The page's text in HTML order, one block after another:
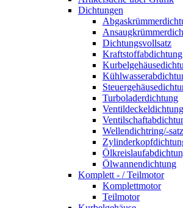
Dichtungen
Dichtungsvollsatz
Kraftstoffabdichtung
Turboladerdichtung
Ventildeckeldichtung
Wellendichtring/-satz
Ölwannendichtung
Komplett - / Teilmotor
Komplettmotor
Teilmotor